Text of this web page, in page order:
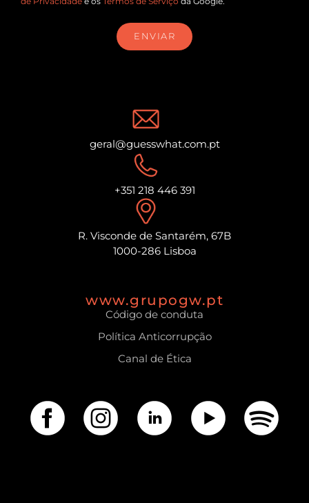
ENVIAR
geral@guesswhat.com.pt
+351 218 446 391
R. Visconde de Santarém, 67B
1000-286 Lisboa
www.grupogw.pt
Código de conduta
Política Anticorrupção
Canal de Ética